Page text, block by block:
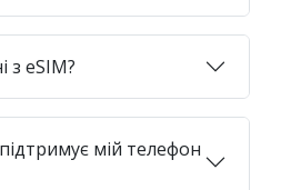
з eSIM?
мій телефон